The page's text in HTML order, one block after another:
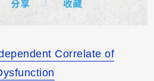
Correlate of